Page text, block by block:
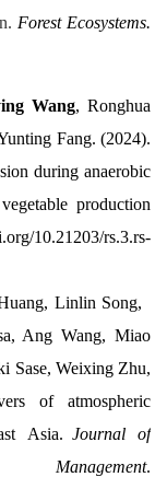
Forest Ecosystems.
Wang, Ronghua
Fang. (2024).
during anaerobic
production
10.21203/rs.3.rs-
Linlin Song,
Ang Wang, Miao
Sase, Weixing Zhu,
of atmospheric
Asia. Journal of
.